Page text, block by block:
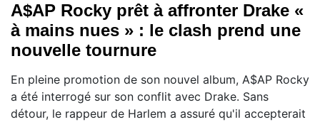
A$AP Rocky prêt à affronter Drake «
à mains nues » : le clash prend une
nouvelle tournure
En pleine promotion de son nouvel album, A$AP Rocky
a été interrogé sur son conflit avec Drake. Sans
détour, le rappeur de Harlem a assuré qu'il accepterait